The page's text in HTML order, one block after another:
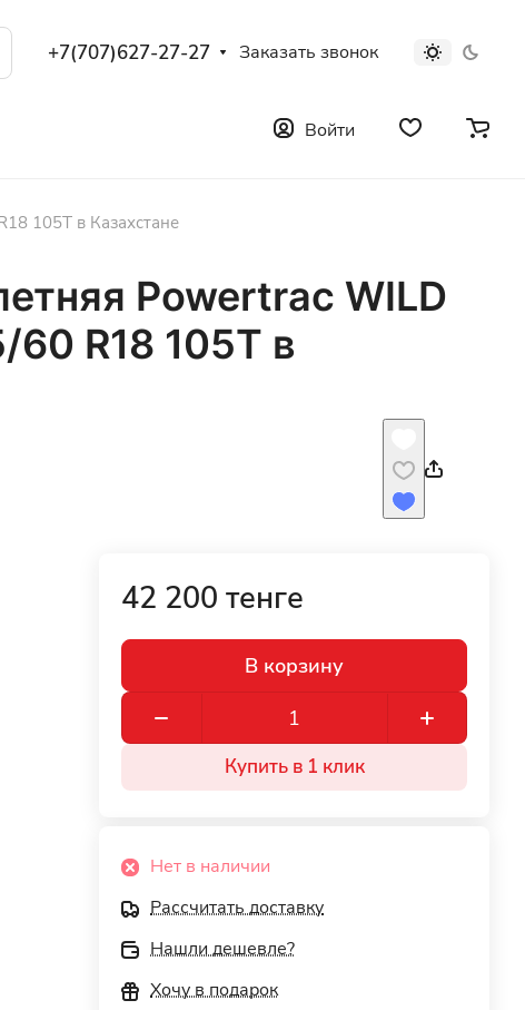
+7(707)627-27-27 Заказать звонок
Войти
105T в Казахстане
Powertrac WILD
60 R18 105T в
42 200 тенге
В корзину
Купить в 1 клик
Нет в наличии
Рассчитать доставку
Нашли дешевле?
Хочу в подарок